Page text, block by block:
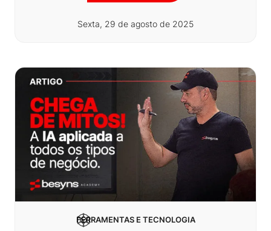
Sexta, 29 de agosto de 2025
FERRAMENTAS E TECNOLOGIA